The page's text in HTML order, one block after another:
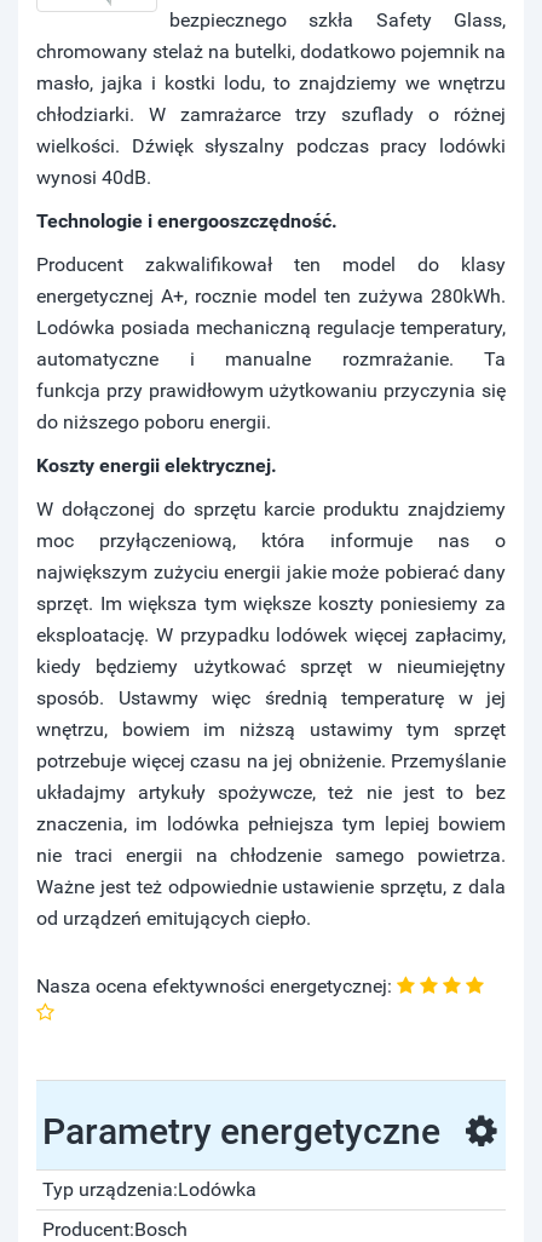
bezpiecznego szkła Safety Glass,
chromowany stelaż na butelki, dodatkowo pojemnik na
masło, jajka i kostki lodu, to znajdziemy we wnętrzu
chłodziarki. W zamrażarce trzy szuflady o różnej
wielkości. Dźwięk słyszalny podczas pracy lodówki
wynosi 40dB.
Technologie i energooszczędność.
Producent zakwalifikował ten model do klasy
energetycznej A+, rocznie model ten zużywa 280kWh.
Lodówka posiada mechaniczną regulacje temperatury,
automatyczne i manualne rozmrażanie. Ta
funkcja przy prawidłowym użytkowaniu przyczynia się
do niższego poboru energii.
Koszty energii elektrycznej.
W dołączonej do sprzętu karcie produktu znajdziemy
moc przyłączeniową, która informuje nas o
największym zużyciu energii jakie może pobierać dany
sprzęt. Im większa tym większe koszty poniesiemy za
eksploatację. W przypadku lodówek więcej zapłacimy,
kiedy będziemy użytkować sprzęt w nieumiejętny
sposób. Ustawmy więc średnią temperaturę w jej
wnętrzu, bowiem im niższą ustawimy tym sprzęt
potrzebuje więcej czasu na jej obniżenie. Przemyślanie
układajmy artykuły spożywcze, też nie jest to bez
znaczenia, im lodówka pełniejsza tym lepiej bowiem
nie traci energii na chłodzenie samego powietrza.
Ważne jest też odpowiednie ustawienie sprzętu, z dala
od urządzeń emitujących ciepło.
Nasza ocena efektywności energetycznej:
Parametry energetyczne
Typ urządzenia:Lodówka
Producent:Bosch